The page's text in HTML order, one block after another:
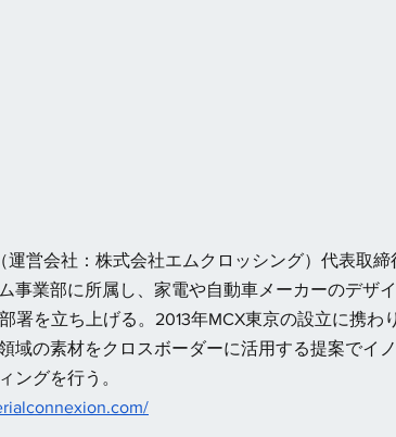
運営会社：株式会社エムクロッシング）代表取
事業部に所属し、家電や自動車メーカーのデザイ
署を立ち上げる。2013年MCX東京の設立に携わ
域の素材をクロスボーダーに活用する提案でイ
ングを行う。